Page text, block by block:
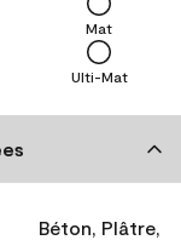
Ulti-Mat
Mat
Béton, Plâtre,